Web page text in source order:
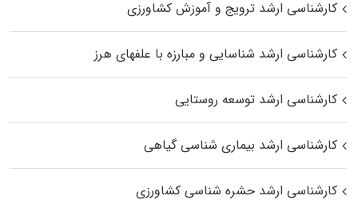
کارشناسی ارشد ترویج و آموزش کشاورزی
کارشناسی ارشد شناسایی و مبارزه با علفهای هرز
کارشناسی ارشد توسعه روستایی
کارشناسی ارشد بیماری‌ شناسی گیاهی
کارشناسی ارشد حشره‌ شناسی کشاورزی